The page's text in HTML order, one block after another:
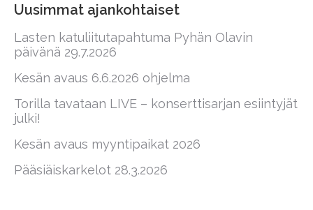
navigation
Uusimmat ajankohtaiset
Lasten katuliitutapahtuma Pyhän Olavin
päivänä 29.7.2026
Kesän avaus 6.6.2026 ohjelma
Torilla tavataan LIVE – konserttisarjan esiintyjät
julki!
Kesän avaus myyntipaikat 2026
Pääsiäiskarkelot 28.3.2026